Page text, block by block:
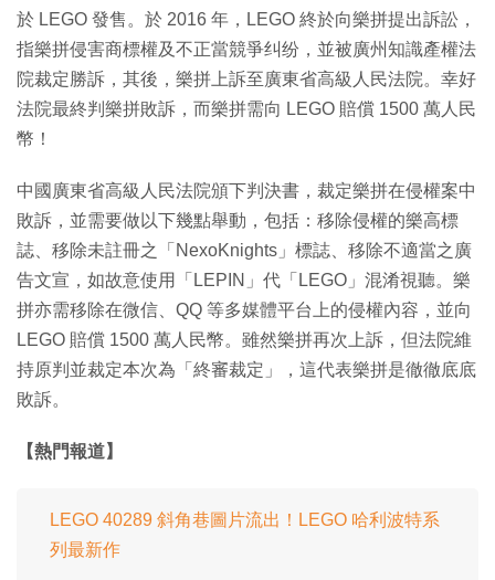
於 LEGO 發售。於 2016 年，LEGO 終於向樂拼提出訴訟，
指樂拼侵害商標權及不正當競爭纠纷，並被廣州知識產權法
院裁定勝訴，其後，樂拼上訴至廣東省高級人民法院。幸好
法院最終判樂拼敗訴，而樂拼需向 LEGO 賠償 1500 萬人民
幣！
中國廣東省高級人民法院頒下判決書，裁定樂拼在侵權案中
敗訴，並需要做以下幾點舉動，包括：移除侵權的樂高標
誌、移除未註冊之「NexoKnights」標誌、移除不適當之廣
告文宣，如故意使用「LEPIN」代「LEGO」混淆視聽。樂
拼亦需移除在微信、QQ 等多媒體平台上的侵權內容，並向
LEGO 賠償 1500 萬人民幣。雖然樂拼再次上訴，但法院維
持原判並裁定本次為「終審裁定」，這代表樂拼是徹徹底底
敗訴。
【熱門報道】
LEGO 40289 斜角巷圖片流出！LEGO 哈利波特系
列最新作